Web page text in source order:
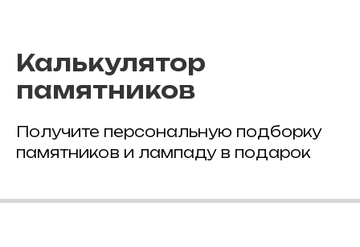
Калькулятор
памятников
Получите персональную подборку
памятников и лампаду в подарок